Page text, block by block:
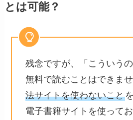
とは可能？
残念ですが、「こういう
無料で読むことはできま
法サイトを使わないこと
電子書籍サイトを使って